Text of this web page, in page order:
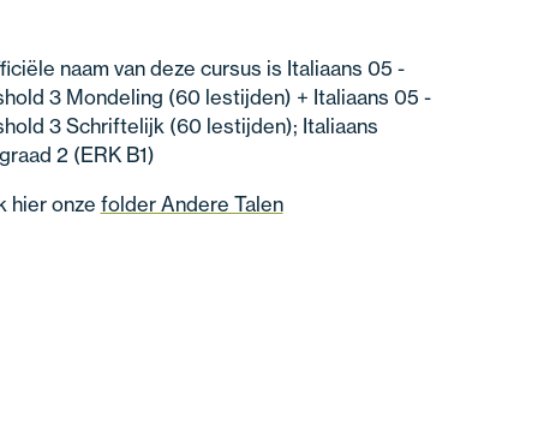
naam van deze cursus is Italiaans 05 -
3 Mondeling (60 lestijden) + Italiaans 05 -
3 Schriftelijk (60 lestijden); Italiaans
2 (ERK B1)
hier onze folder Andere Talen